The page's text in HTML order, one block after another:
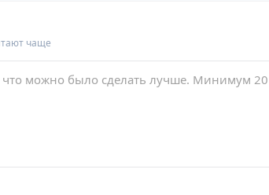
чаще